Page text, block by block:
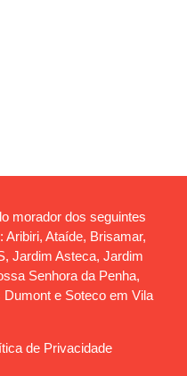
morador dos seguintes
Ataíde, Brisamar,
Jardim Asteca, Jardim
Senhora da Penha,
e Soteco em Vila
de Privacidade